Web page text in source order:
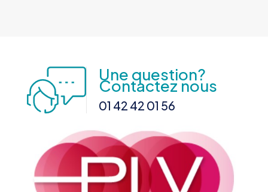
Une question?
Contactez nous
01 42 42 01 56